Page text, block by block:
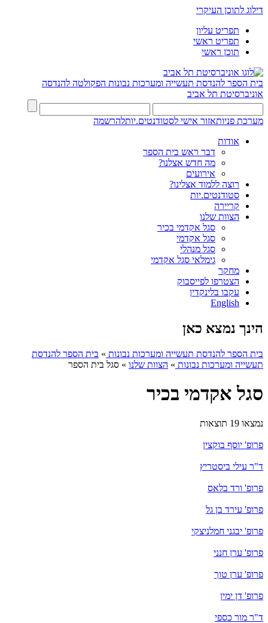
דילוג לתוכן העיקרי
תפריט עליון
תפריט ראשי
תוכן ראשי
בית הספר להנדסת תעשייה ומערכות נבונות הפקולטה להנדסה
אוניברסיטת תל אביב
מערכת פניותאזור אישי לסטודנטים.יותלהרשמה
אודות
דבר ראש בית הספר
מה חדש אצלנו?
אירועים
רוצה ללמוד אצלינו?
סטודנטים.יות
קריירה
הצוות שלנו
סגל אקדמי בכיר
סגל אקדמי
סגל מנהלי
גימלאי סגל אקדמי
מחקר
הצטרפו לפייסבוק
עקבו בלינקדין
English
הינך נמצא כאן
בית הספר להנדסת תעשייה ומערכות נבונות » בית הספר להנדסת
תעשייה ומערכות נבונות » הצוות שלנו » סגל בית הספר
סגל אקדמי בכיר
נמצאו 19 תוצאות
פרופ' יוסף בוקצין
ד"ר עילי ביסטריץ
פרופ' ורד בלאס
פרופ' עירד בן גל
פרופ' יבגני חמלניצקי
פרופ' ערן חנני
פרופ' ערן טוך
פרופ' דן ימין
ד"ר מור כספי